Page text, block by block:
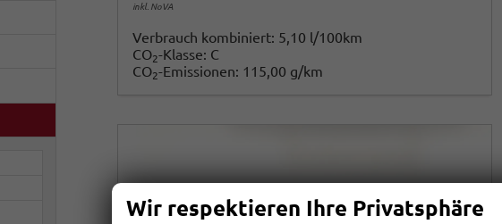
inkl. NoVA
Verbrauch kombiniert: 5,10 l/100km
CO2-Klasse: C
CO2-Emissionen: 115,00 g/km
Wir respektieren Ihre Privatsphäre